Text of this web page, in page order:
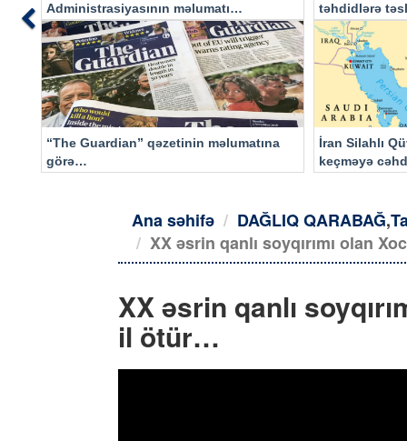
Administrasiyasının məlumatı
əsasında…
təhdidlərə
“The Guardian” qəzetinin məlumatına
görə…
İran Silahlı
keçməyə
Previous
Ana səhifə DAĞLIQ QARABAĞ,
XX əsrin qanlı soyqırımı olan
XX əsrin qanlı
il ötür…